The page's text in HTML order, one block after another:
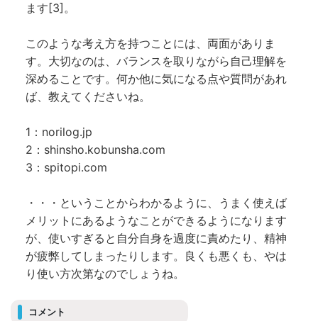
ます[3]。
このような考え方を持つことには、両面がありま
す。大切なのは、バランスを取りながら自己理解を
深めることです。何か他に気になる点や質問があれ
ば、教えてくださいね。
1：norilog.jp
2：shinsho.kobunsha.com
3：spitopi.com
・・・ということからわかるように、うまく使えば
メリットにあるようなことができるようになります
が、使いすぎると自分自身を過度に責めたり、精神
が疲弊してしまったりします。良くも悪くも、やは
り使い方次第なのでしょうね。
コメント